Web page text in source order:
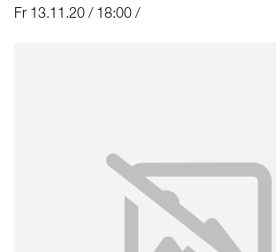
Fr 13.11.20 / 18:00 /